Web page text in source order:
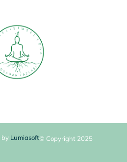
by Lumiasoft© Copyright 2025